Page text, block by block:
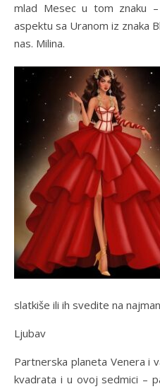
mlad Mesec u tom znaku
aspektu sa Uranom iz znaka
nas. Milina.
slatkiše ili ih svedite na
Ljubav
Partnerska planeta Venera i
kvadrata i u ovoj sedmici –